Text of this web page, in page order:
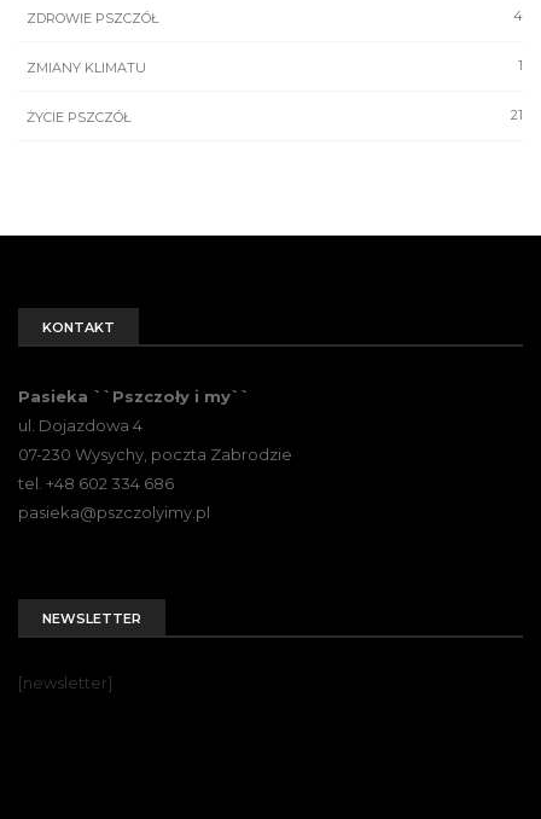
4
ZDROWIE PSZCZÓŁ
1
ZMIANY KLIMATU
21
ŻYCIE PSZCZÓŁ
KONTAKT
Pasieka ``Pszczoły i my``
ul. Dojazdowa 4
07-230 Wysychy, poczta Zabrodzie
tel. +48 602 334 686
pasieka@pszczolyimy.pl
NEWSLETTER
[newsletter]